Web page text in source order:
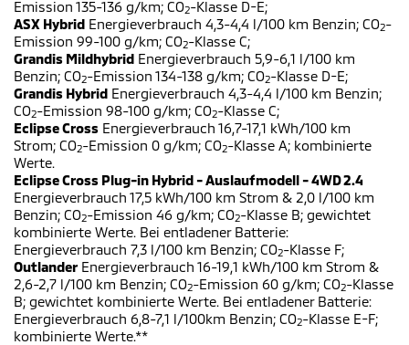
Emission 135-136 g/km; CO2-Klasse D-E;
ASX Hybrid Energieverbrauch 4,3-4,4 l/100 km Benzin; CO2-
Emission 99-100 g/km; CO2-Klasse C;
Grandis Mildhybrid Energieverbrauch 5,9-6,1 l/100 km
Benzin; CO2-Emission 134-138 g/km; CO2-Klasse D-E;
Grandis Hybrid Energieverbrauch 4,3-4,4 l/100 km Benzin;
CO2-Emission 98-100 g/km; CO2-Klasse C;
Eclipse Cross Energieverbrauch 16,7-17,1 kWh/100 km
Strom; CO2-Emission 0 g/km; CO2-Klasse A; kombinierte
Werte.
Eclipse Cross Plug-in Hybrid - Auslaufmodell - 4WD 2.4
Energieverbrauch 17,5 kWh/100 km Strom & 2,0 l/100 km
Benzin; CO2-Emission 46 g/km; CO2-Klasse B; gewichtet
kombinierte Werte. Bei entladener Batterie:
Energieverbrauch 7,3 l/100 km Benzin; CO2-Klasse F;
Outlander Energieverbrauch 16-19,1 kWh/100 km Strom &
2,6-2,7 l/100 km Benzin; CO2-Emission 60 g/km; CO2-Klasse
B; gewichtet kombinierte Werte. Bei entladener Batterie:
Energieverbrauch 6,8-7,1 l/100km Benzin; CO2-Klasse E-F;
kombinierte Werte.**